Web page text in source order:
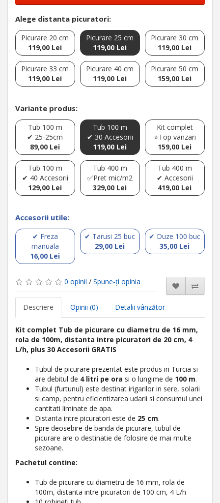
Alege distanta picuratori:
Picurare 20 cm
119,00 Lei
Picurare 25 cm
119,00 Lei
Picurare 30 cm
119,00 Lei
Picurare 33 cm
119,00 Lei
Picurare 40 cm
119,00 Lei
Picurare 50 cm
159,00 Lei
Variante produs:
Tub 100 m
✔ 25-25cm
89,00 Lei
Tub 100 m
✔ 30 Accesorii
119,00 Lei
Kit complet
⭐Top vanzari
159,00 Lei
Tub 100 m
✔ 40 Accesorii
129,00 Lei
Tub 400 m
✅Pret mic/m2
329,00 Lei
Tub 400 m
✔ Accesorii
419,00 Lei
Accesorii utile:
✔ Freza
manuala
16,00 Lei
✔ Tarusi 25 buc
29,00 Lei
✔ Duze 100 buc
35,00 Lei
0 opinii / Spune-ţi opinia
Descriere Opinii (0) Detalii vânzător
Kit complet Tub de picurare cu diametru de 16 mm,
rola de 100m, distanta intre picuratori de 20 cm, 4
L/h, plus 30 Accesorii GRATIS
Tubul de picurare prezentat este produs in Turcia si
are debitul de 4 litri pe ora si o lungime de 100 m.
Tubul (furtunul) este destinat irigarilor in sere, solarii
si camp, pentru eficientizarea udarii si consumul unei
cantitati liminate de apa.
Distanta intre picuratori este de 25 cm.
Spre deosebire de banda de picurare, tubul de
picurare are o destinatie de folosire de mai multe
sezoane.
Pachetul contine:
Tub de picurare cu diametru de 16 mm, rola de
100m, distanta intre picuratori de 100 cm, 4 L/h